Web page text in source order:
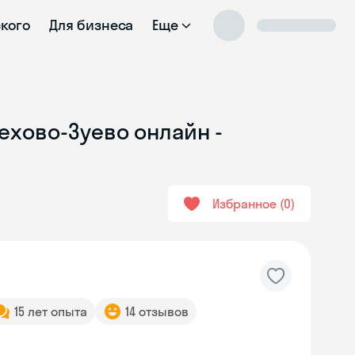
Для бизнеса Еще
Зуево онлайн -
Избранное 0
15 лет опыта 14 отзывов